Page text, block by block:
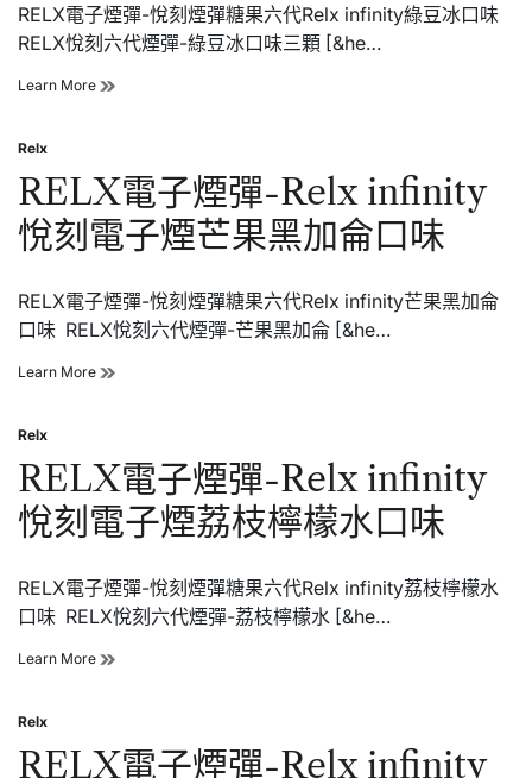
子
煙
蔓
莓
RELX電子煙彈-悅刻煙彈糖果六代Relx infinity綠豆冰口味
RELX悅刻六代煙彈-綠豆冰口味三顆 [&he…
Learn More RELX
Relx
infinity
悅
刻
子
煙
綠
冰
Posted
in
Relx
RELX電子煙彈-Relx infinity
悅刻電子煙芒果黑加侖口味
RELX電子煙彈-悅刻煙彈糖果六代Relx infinity芒果黑加侖
口味 RELX悅刻六代煙彈-芒果黑加侖 [&he…
Learn More RELX
Relx
infinity
悅
刻
子
煙
芒
黑
味
Posted
in
Relx
RELX電子煙彈-Relx infinity
悅刻電子煙荔枝檸檬水口味
RELX電子煙彈-悅刻煙彈糖果六代Relx infinity荔枝檸檬水
口味 RELX悅刻六代煙彈-荔枝檸檬水 [&he…
Learn More RELX
Relx
Posted
in
Relx
RELX電子煙彈-Relx infinity